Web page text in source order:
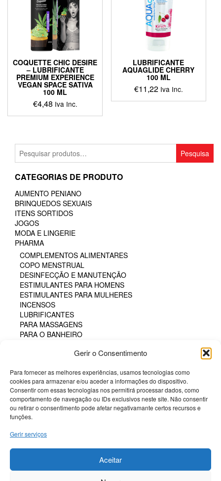
Gerir o Consentimento
Para fornecer as melhores experiências, usamos tecnologias como
cookies para armazenar e/ou aceder a informações do dispositivo.
Consentir com essas tecnologias nos permitirá processar dados, como
comportamento de navegação ou IDs exclusivos neste site. Não consentir
ou retirar o consentimento pode afetar negativamante certos recursos e
funções.
Gerir serviços
Aceitar
COQUETTE CHIC DESIRE
– LUBRIFICANTE
PREMIUM EXPERIENCE
VEGAN SPACE SATIVA
100 ML
€4,48 Iva Inc.
LUBRIFICANTE
AQUAGLIDE CHERRY
100 ML
€11,22 Iva Inc.
Pesquisar
por:
Pesquisa
CATEGORIAS DE PRODUTO
AUMENTO PENIANO
BRINQUEDOS SEXUAIS
ITENS SORTIDOS
JOGOS
MODA E LINGERIE
PHARMA
COMPLEMENTOS ALIMENTARES
COPO MENSTRUAL
DESINFECÇÃO E MANUTENÇÃO
ESTIMULANTES PARA HOMENS
ESTIMULANTES PARA MULHERES
INCENSOS
LUBRIFICANTES
PARA MASSAGENS
PARA O BANHEIRO
TAMPÃO HIGIÊNICO
TINTA CORPORAL COMESTÍVEL
POTENCIADORES
PRESERVATIVOS
SM & BONDAGE
Termos e Condições